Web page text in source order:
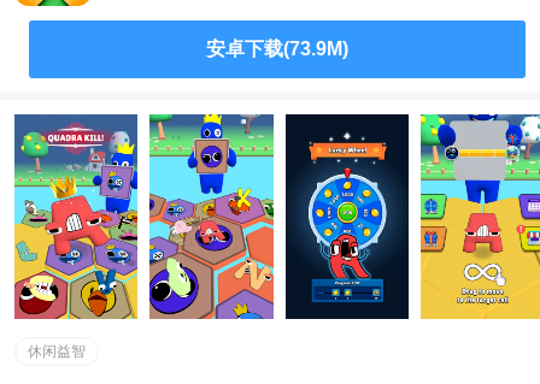
安卓下载(73.9M)
休闲益智